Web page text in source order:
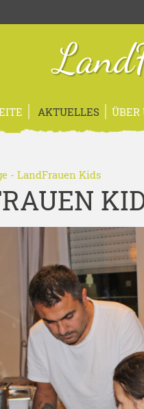
AKTUELLES ÜBER
- LandFrauen Kids